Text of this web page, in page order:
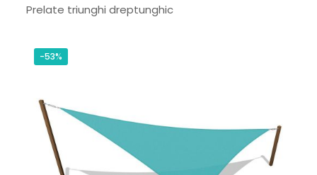
Prelate triunghi dreptunghic
-53%